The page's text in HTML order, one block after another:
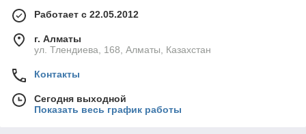
Работает с 22.05.2012
г. Алматы
ул. Тлендиева, 168, Алматы, Казахстан
Контакты
Сегодня выходной
Показать весь график работы